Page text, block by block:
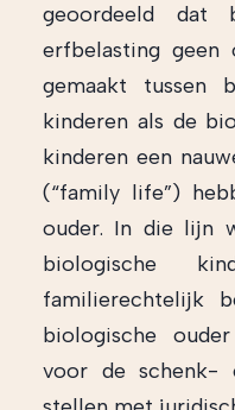
geoordeeld dat
erfbelasting geen
gemaakt tussen
kinderen als de
kinderen een
(“family life”)
ouder. In die lijn
biologische
familierechtelijk
biologische
voor de schenk-